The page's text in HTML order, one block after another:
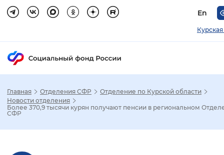
En
Главная Отделения СФР
Отделение по Курской области
Новости отделения
Более 370,9 тысячи курян получают пенсии в региональном
СФР